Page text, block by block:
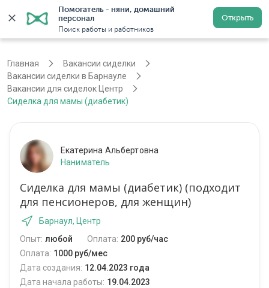
Помогатель - няни, домашний
персонал
Поиск работы и работников
Открыть
Регистрация
Главная
Вакансии сиделки
Вакансии сиделки в Барнауле
Вакансии для сиделок Центр
Сиделка для мамы (диабетик)
Екатерина Альбертовна
Наниматель
Сиделка для мамы (диабетик) (подходит
для пенсионеров, для женщин)
Барнаул, Центр
Опыт: любой Оплата: 200 руб/час
Оплата: 1000 руб/мес
Дата создания: 12.04.2023 года
Дата начала работы: 19.04.2023